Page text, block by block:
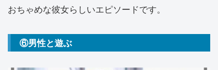
おちゃめな彼女らしいエピソードです。
⑥男性と遊ぶ